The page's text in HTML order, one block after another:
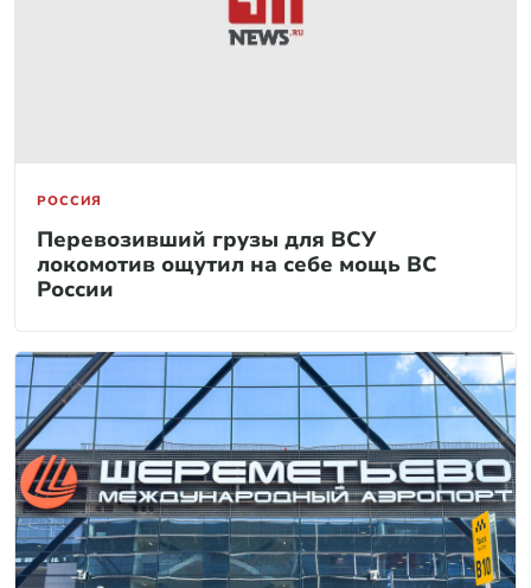
РОССИЯ
Перевозивший грузы для ВСУ
локомотив ощутил на себе мощь ВС
России